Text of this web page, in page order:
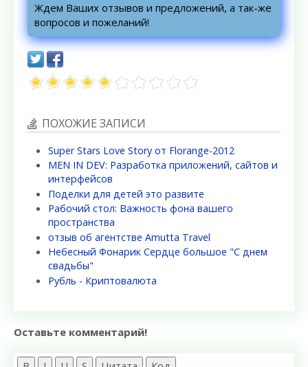
Ждем Ваших отзывов и предложений, а так-же
вопросов и пожеланий!
ПОХОЖИЕ ЗАПИСИ
Super Stars Love Story от Florange-2012
MEN IN DEV: Разработка приложений, сайтов и
интерфейсов
Поделки для детей это развите
Рабочий стол: Важность фона вашего
пространства
отзыв об агентстве Amutta Travel
Небесный Фонарик Сердце большое "С днем
свадьбы"
Рубль - Криптовалюта
Оставьте комментарий!